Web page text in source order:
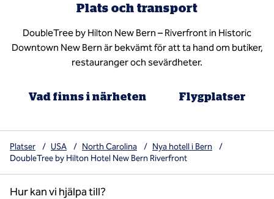
Plats och transport
DoubleTree by Hilton New Bern – Riverfront in Historic
Downtown New Bern är bekvämt för att ta hand om butiker,
restauranger och sevärdheter.
Vad finns i närheten Flygplatser
Platser / USA / North Carolina / Nya hotell i Bern
/
DoubleTree by Hilton Hotel New Bern Riverfront
Hur kan vi hjälpa till?